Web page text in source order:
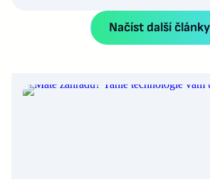
Načíst další články